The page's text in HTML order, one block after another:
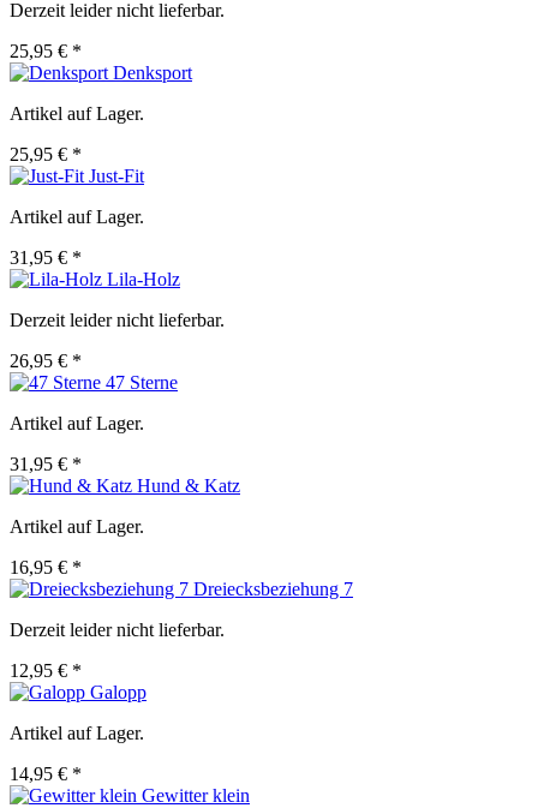
Derzeit leider nicht lieferbar.
25,95 € *
Denksport
Artikel auf Lager.
25,95 € *
Just-Fit
Artikel auf Lager.
31,95 € *
Lila-Holz
Derzeit leider nicht lieferbar.
26,95 € *
47 Sterne
Artikel auf Lager.
31,95 € *
Hund & Katz
Artikel auf Lager.
16,95 € *
Dreiecksbeziehung 7
Derzeit leider nicht lieferbar.
12,95 € *
Galopp
Artikel auf Lager.
14,95 € *
Gewitter klein